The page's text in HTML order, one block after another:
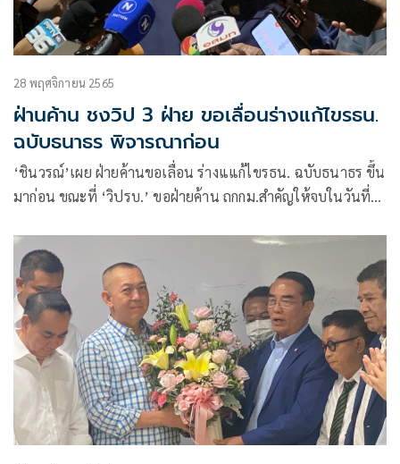
28 พฤศจิกายน 2565
ฝ่านค้าน ชงวิป 3 ฝ่าย ขอเลื่อนร่างแก้ไขรธน.
ฉบับธนาธร พิจารณาก่อน
‘ชินวรณ์’เผย ฝ่ายค้านขอเลื่อน ร่างแแก้ไขรธน. ฉบับธนาธร ขึ้น
มาก่อน ขณะที่ ‘วิปรบ.’ ขอฝ่ายค้าน ถกกม.สำคัญให้จบในวันที่
ของรัฐบาลแต่ฝ่ายค้านต้องรับผิดชอบด้วยหาก ไม่มีใครครอบงำ